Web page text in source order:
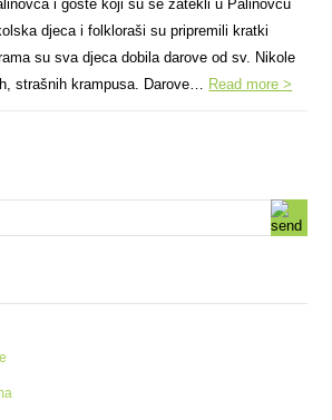
i goste koji su se zatekli u Palinovcu
djeca i folkloraši su pripremili kratki
su sva djeca dobila darove od sv. Nikole
strašnih krampusa. Darove… Read more >